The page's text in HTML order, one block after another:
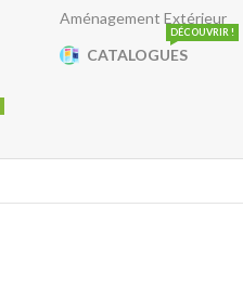
Aménagement Extérieur
CATALOGUES
DÉCOUVRIR !